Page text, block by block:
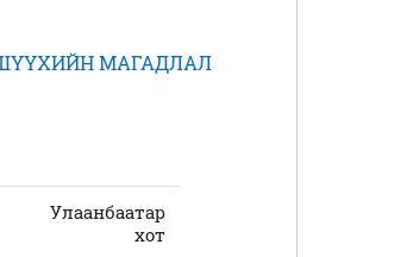
МАГАДЛАЛ
Улаанбаатар
хот